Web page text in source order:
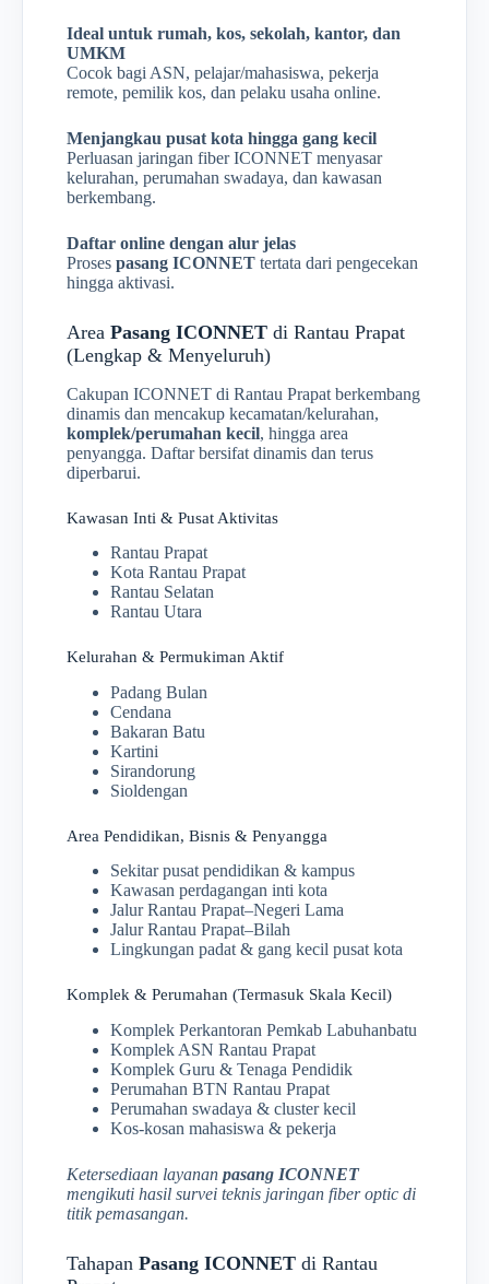
Ideal untuk rumah, kos, sekolah, kantor, dan
UMKM
Cocok bagi ASN, pelajar/mahasiswa, pekerja
remote, pemilik kos, dan pelaku usaha online.
Menjangkau pusat kota hingga gang kecil
Perluasan jaringan fiber ICONNET menyasar
kelurahan, perumahan swadaya, dan kawasan
berkembang.
Daftar online dengan alur jelas
Proses pasang ICONNET tertata dari pengecekan
hingga aktivasi.
Area Pasang ICONNET di Rantau Prapat
(Lengkap & Menyeluruh)
Cakupan ICONNET di Rantau Prapat berkembang
dinamis dan mencakup kecamatan/kelurahan,
komplek/perumahan kecil, hingga area
penyangga. Daftar bersifat dinamis dan terus
diperbarui.
Kawasan Inti & Pusat Aktivitas
Rantau Prapat
Kota Rantau Prapat
Rantau Selatan
Rantau Utara
Kelurahan & Permukiman Aktif
Padang Bulan
Cendana
Bakaran Batu
Kartini
Sirandorung
Sioldengan
Area Pendidikan, Bisnis & Penyangga
Sekitar pusat pendidikan & kampus
Kawasan perdagangan inti kota
Jalur Rantau Prapat–Negeri Lama
Jalur Rantau Prapat–Bilah
Lingkungan padat & gang kecil pusat kota
Komplek & Perumahan (Termasuk Skala Kecil)
Komplek Perkantoran Pemkab Labuhanbatu
Komplek ASN Rantau Prapat
Komplek Guru & Tenaga Pendidik
Perumahan BTN Rantau Prapat
Perumahan swadaya & cluster kecil
Kos-kosan mahasiswa & pekerja
Ketersediaan layanan pasang ICONNET
mengikuti hasil survei teknis jaringan fiber optic di
titik pemasangan.
Tahapan Pasang ICONNET di Rantau